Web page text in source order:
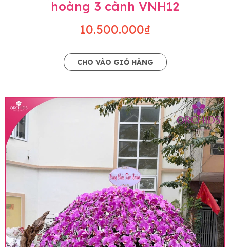
hoàng 3 cành VNH12
10.500.000₫
CHO VÀO GIỎ HÀNG